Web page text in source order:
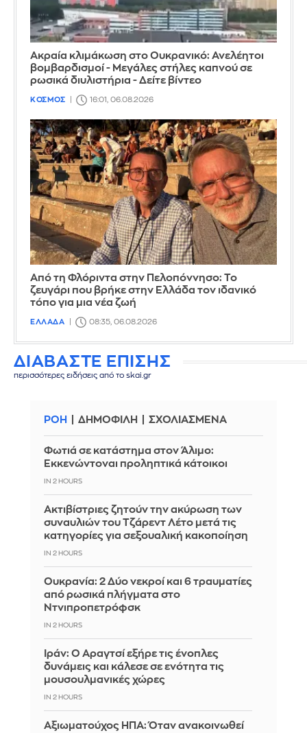
Ακραία κλιμάκωση στο Ουκρανικό: Ανελέητοι
βομβαρδισμοί - Μεγάλες στήλες καπνού σε
ρωσικά διυλιστήρια - Δείτε βίντεο
ΚΟΣΜΟΣ 16:01, 06.08.2026
Από τη Φλόριντα στην Πελοπόννησο: Το
ζευγάρι που βρήκε στην Ελλάδα τον ιδανικό
τόπο για μια νέα ζωή
ΕΛΛΑΔΑ 08:35, 06.08.2026
ΔΙΑΒΑΣΤΕ ΕΠΙΣΗΣ
περισσότερες ειδήσεις από το skai.gr
ΡΟΗ ΔΗΜΟΦΙΛΗ ΣΧΟΛΙΑΣΜΕΝΑ
Φωτιά σε κατάστημα στον Άλιμο:
Εκκενώντοναι προληπτικά κάτοικοι
IN 2 HOURS
Ακτιβίστριες ζητούν την ακύρωση των
συναυλιών του Τζάρεντ Λέτο μετά τις
κατηγορίες για σεξουαλική κακοποίηση
IN 2 HOURS
Ουκρανία: 2 Δύο νεκροί και 6 τραυματίες
από ρωσικά πλήγματα στο
Ντνιπροπετρόφσκ
IN 2 HOURS
Ιράν: Ο Αραγτσί εξήρε τις ένοπλες
δυνάμεις και κάλεσε σε ενότητα τις
μουσουλμανικές χώρες
IN 2 HOURS
Αξιωματούχος ΗΠΑ: Όταν ανακοινωθεί